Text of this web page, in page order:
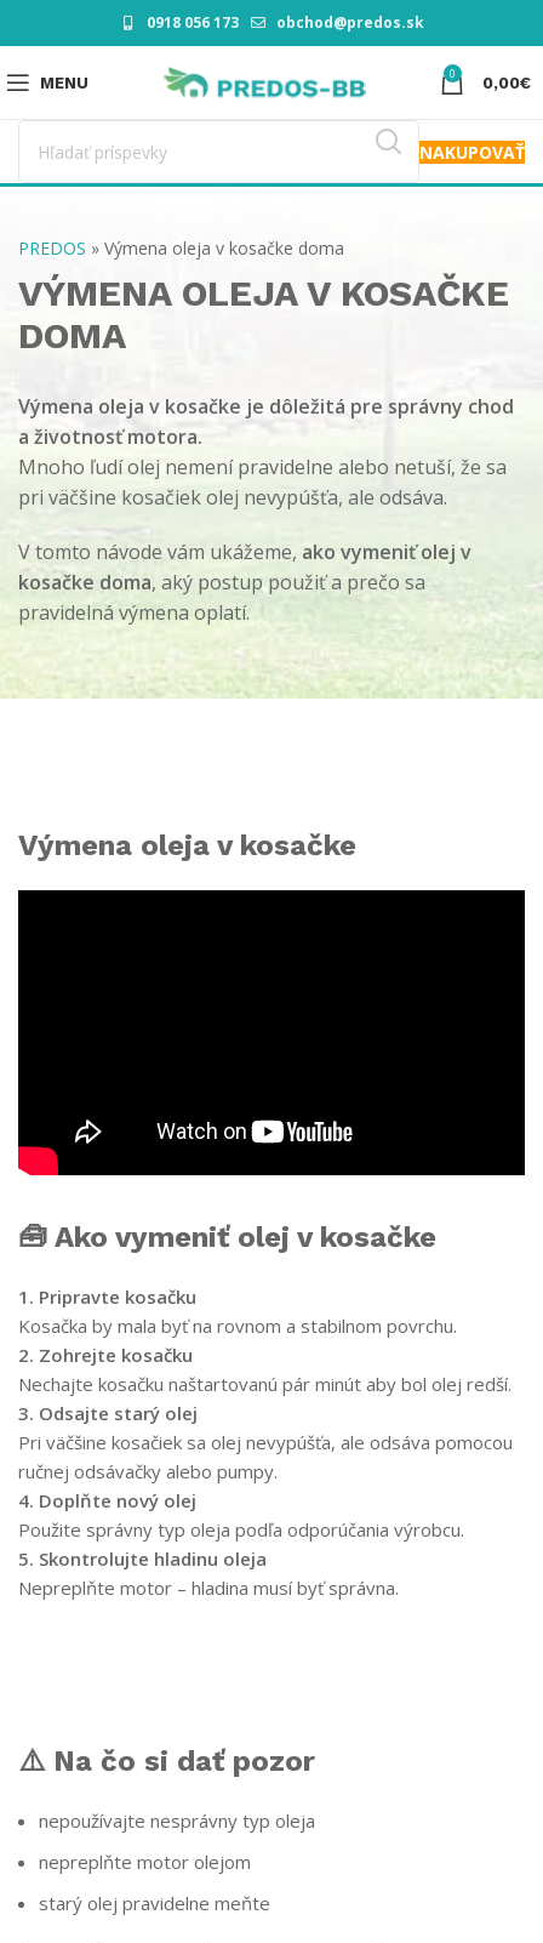
0918 056 173 obchod@predos.sk
MENU 0 0,00€
NAKUPOVAŤ
PREDOS » Výmena oleja v kosačke doma
VÝMENA OLEJA V KOSAČKE
DOMA
Výmena oleja v kosačke je dôležitá pre správny chod
a životnosť motora.
Mnoho ľudí olej nemení pravidelne alebo netuší, že sa
pri väčšine kosačiek olej nevypúšťa, ale odsáva.
V tomto návode vám ukážeme, ako vymeniť olej v
kosačke doma, aký postup použiť a prečo sa
pravidelná výmena oplatí.
Výmena oleja v kosačke
🧰 Ako vymeniť olej v kosačke
1. Pripravte kosačku
Kosačka by mala byť na rovnom a stabilnom povrchu.
2. Zohrejte kosačku
Nechajte kosačku naštartovanú pár minút aby bol olej redší.
3. Odsajte starý olej
Pri väčšine kosačiek sa olej nevypúšťa, ale odsáva pomocou
ručnej odsávačky alebo pumpy.
4. Doplňte nový olej
Použite správny typ oleja podľa odporúčania výrobcu.
5. Skontrolujte hladinu oleja
Nepreplňte motor – hladina musí byť správna.
⚠️ Na čo si dať pozor
nepoužívajte nesprávny typ oleja
nepreplňte motor olejom
starý olej pravidelne meňte